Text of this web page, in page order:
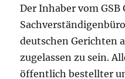
Der Inhaber vom
deutschen Gerichten
zugelassen zu sein.
öffentlich bestellter